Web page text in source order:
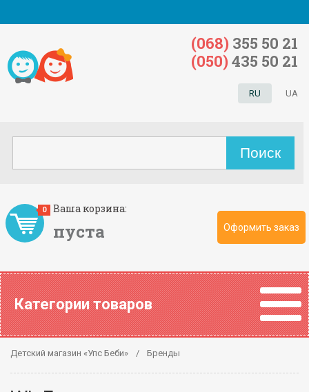
Ваша корзина:
пуста
0
Оформить заказ
RU UA
(068) 355 50 21
(050) 435 50 21
Категории товаров
Детский магазин «Упс Беби» Бренды